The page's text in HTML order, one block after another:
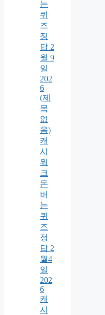
는
퀴
즈
정
답 2
월 9
일
202
6
(제
목
없
음)
캐
시
워
크
돈
버
는
퀴
즈
정
답 2
월4
일
202
6
캐
시